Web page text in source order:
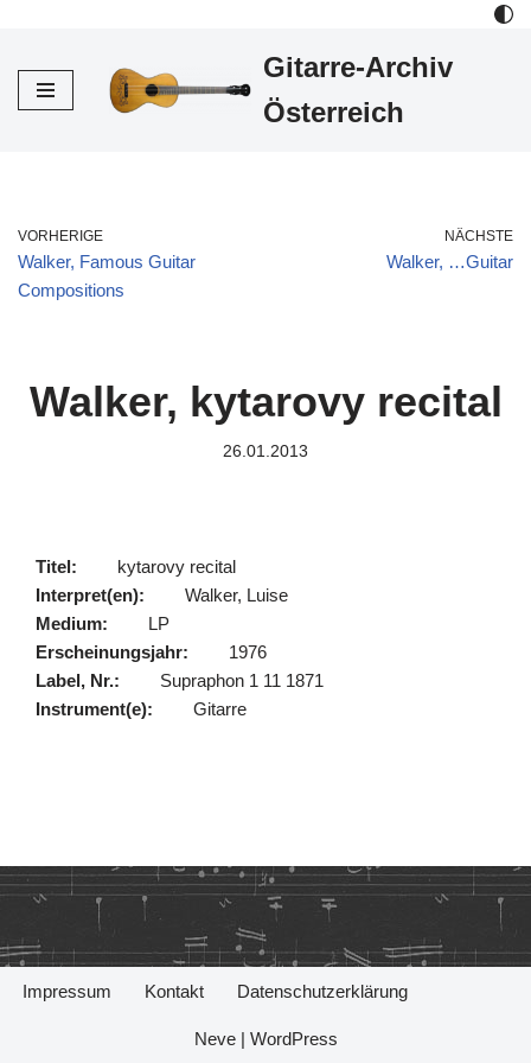
Inhalt
Gitarre-Archiv
Österreich
VORHERIGE
Walker, Famous Guitar
Compositions
NÄCHSTE
Walker, …Guitar
Walker, kytarovy recital
26.01.2013
Titel:
kytarovy recital
Interpret(en):
Walker, Luise
Medium:
LP
Erscheinungsjahr:
1976
Label, Nr.:
Supraphon 1 11 1871
Instrument(e):
Gitarre
Impressum Kontakt Datenschutzerklärung
Neve| WordPress